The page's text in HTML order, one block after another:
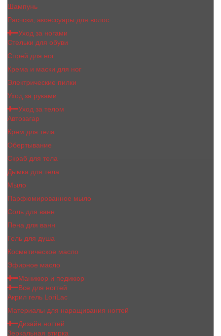
Шампунь
Расчски, аксессуары для волос
Уход за ногами
Стельки для обуви
Спрей для ног
Крема и маски для ног
Электрические пилки
Уход за руками
Уход за телом
Автозагар
Крем для тела
Обертывание
Скраб для тела
Дымка для тела
Мыло
Парфюмированное мыло
Соль для ванн
Пена для ванн
Гель для душа
Косметическое масло
Эфирное масло
Маникюр и педикюр
Все для ногтей
Акрил гель LoriLac
Материалы для наращивания ногтей
Дизайн ногтей
Зеркальная втирка